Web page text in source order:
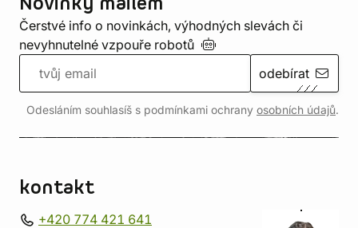
Čerstvé info o novinkách, výhodných slevách či
nevyhnutelné vzpouře robotů
odebírat
Odesláním souhlasíš s podmínkami ochrany osobních údajů.
kontakt
+420 774 421 641